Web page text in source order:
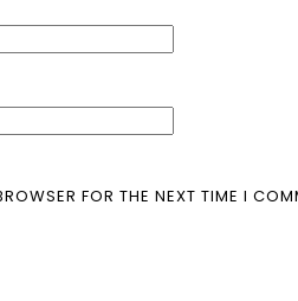
FOR THE NEXT TIME I